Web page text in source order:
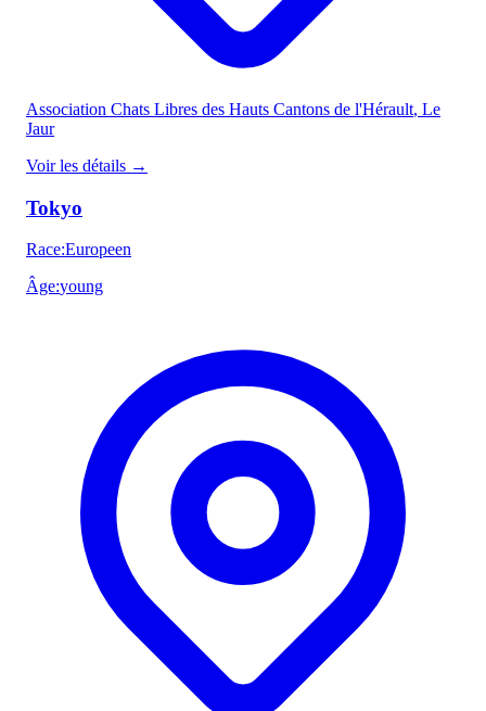
Association Chats Libres des Hauts Cantons de l'Hérault, Le
Jaur
Voir les détails →
Tokyo
Race:Europeen
Âge:young